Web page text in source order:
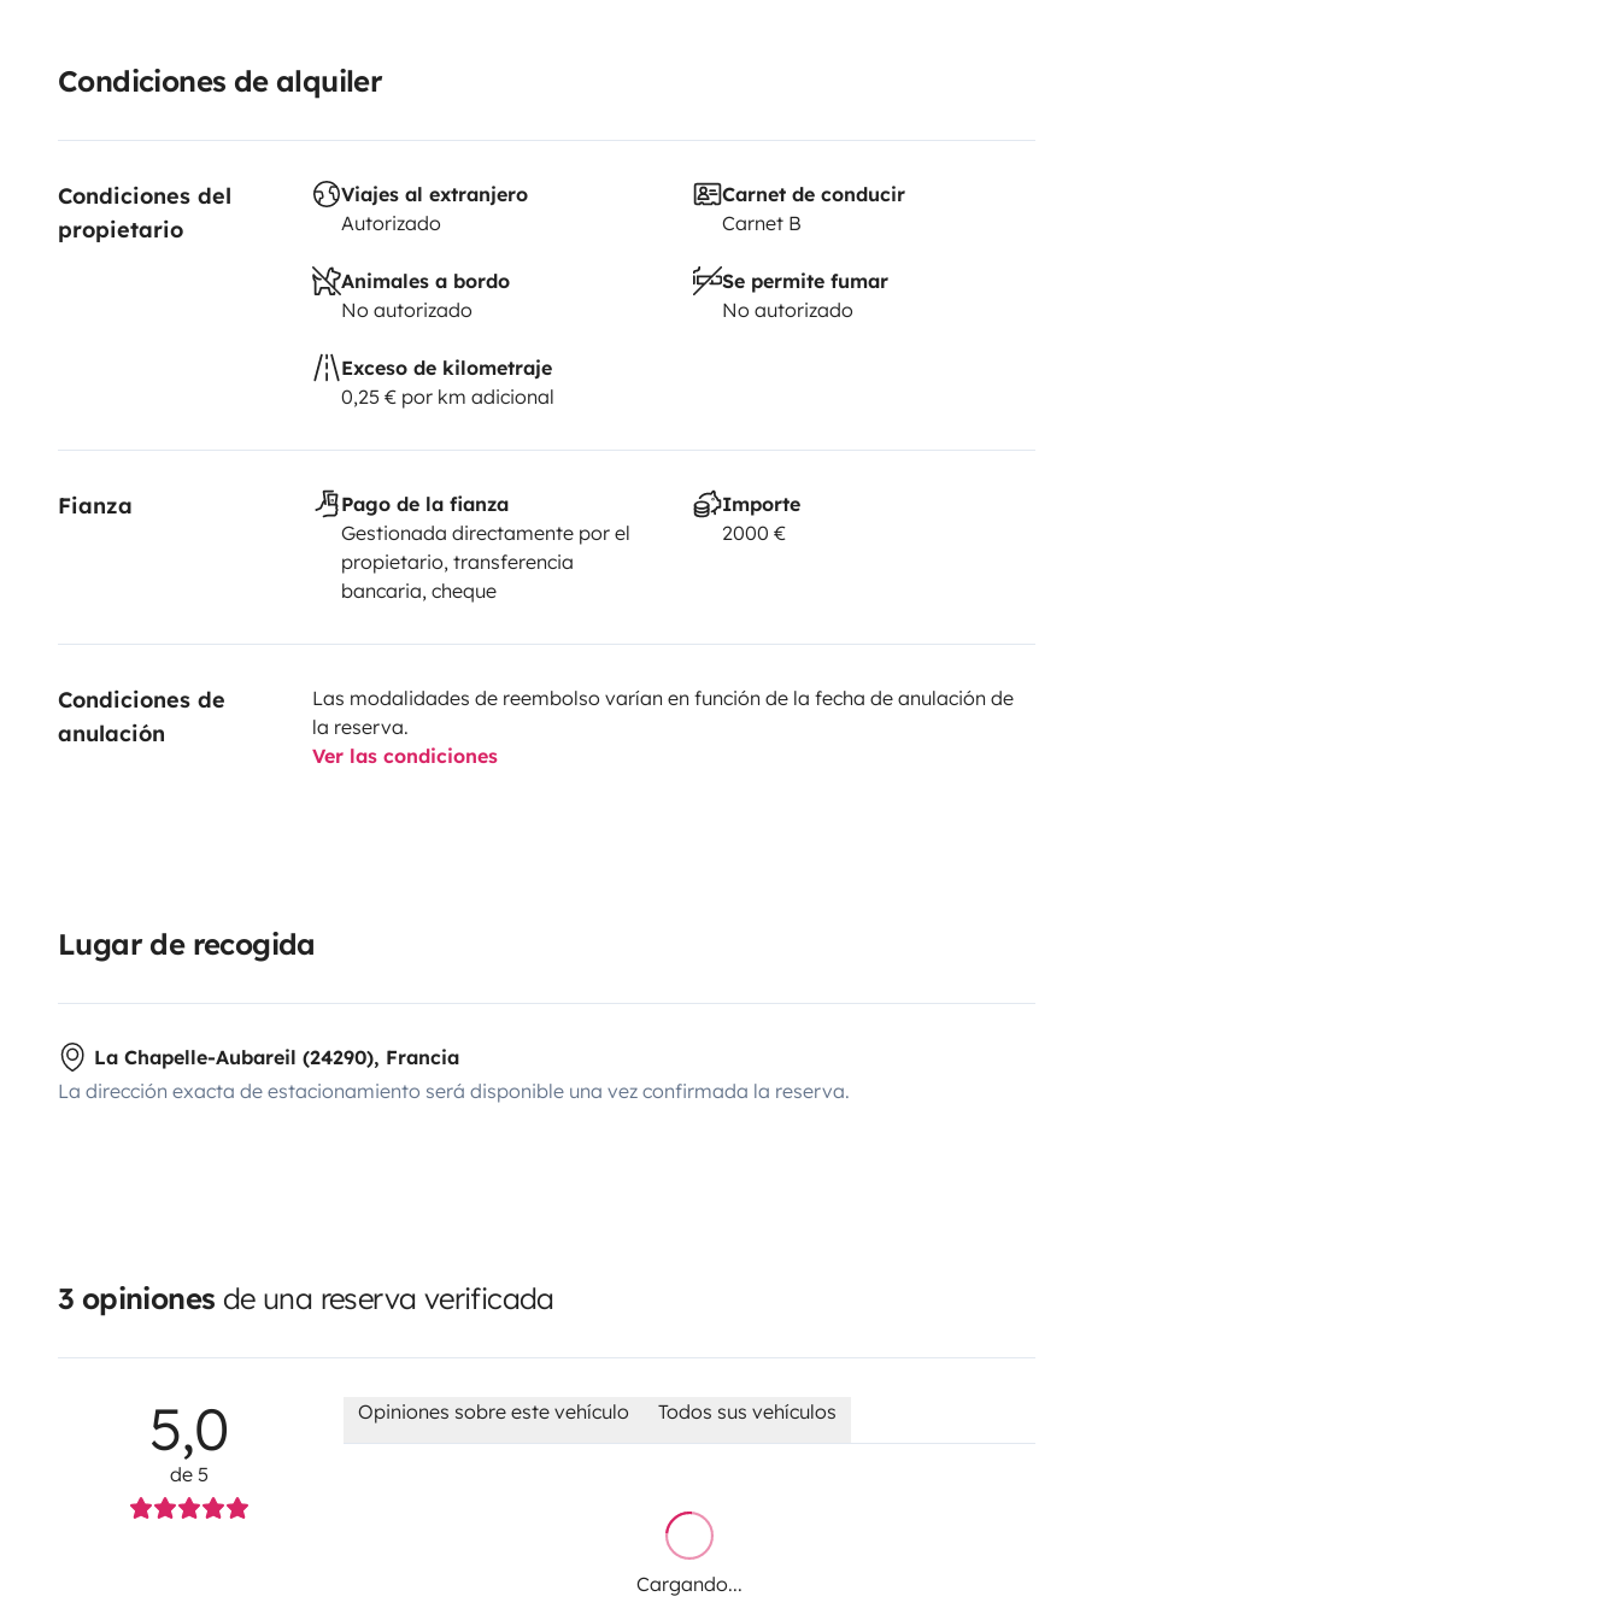
Condiciones de alquiler
Condiciones del
propietario
Viajes al extranjero
Autorizado
Carnet de conducir
Carnet B
Animales a bordo
No autorizado
Se permite fumar
No autorizado
Exceso de kilometraje
0,25 € por km adicional
Fianza
Pago de la fianza
Gestionada directamente por el
propietario, transferencia
bancaria, cheque
Importe
2000 €
Condiciones de
anulación
Las modalidades de reembolso varían en función de la fecha de anulación de
la reserva.
Ver las condiciones
Lugar de recogida
La Chapelle-Aubareil (24290), Francia
La dirección exacta de estacionamiento será disponible una vez confirmada la reserva.
3 opiniones de una reserva verificada
5,0
de 5
Opiniones sobre este vehículo Todos sus vehículos
Cargando...